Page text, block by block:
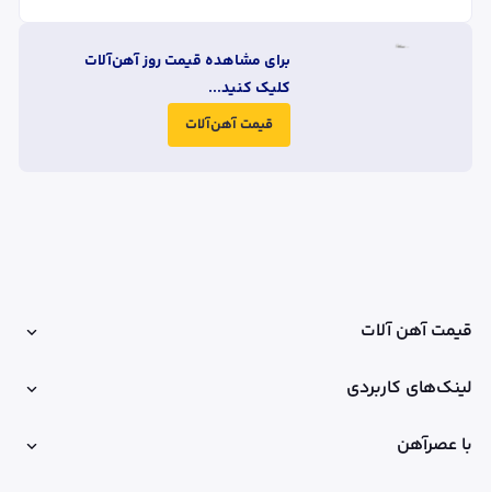
برای مشاهده قیمت روز آهن‌آلات
کلیک کنید...
قیمت آهن‌آلات
قیمت آهن آلات
لینک‌های کاربردی
با عصرآهن